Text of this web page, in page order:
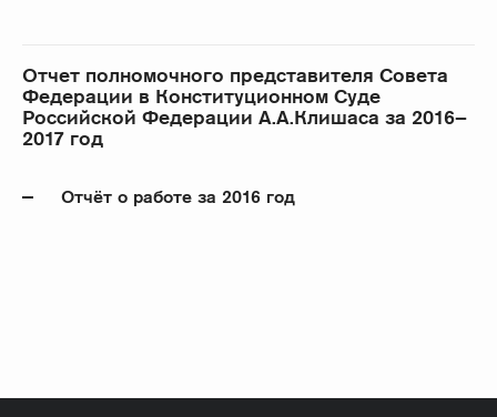
Отчет полномочного представителя Совета
Федерации в Конституционном Суде
Российской Федерации А.А.Клишаса за 2016–
2017 год
Отчёт о работе за 2016 год